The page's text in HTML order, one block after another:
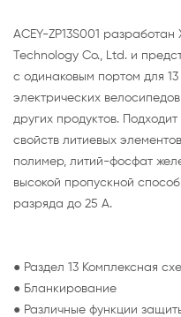
ACEY-ZP13S001
Technology Co., Ltd. и
с одинаковым портом для
электрических
других продуктов.
свойств литиевых
полимер, литий-фосфат
высокой пропускной
разряда до 25 А.
● Раздел 13 Комплексная
● Бланкирование
● Различные функции